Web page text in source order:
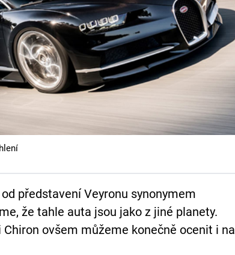
představení Veyronu synonymem
že tahle auta jsou jako z jiné planety.
ovšem můžeme konečně ocenit i na